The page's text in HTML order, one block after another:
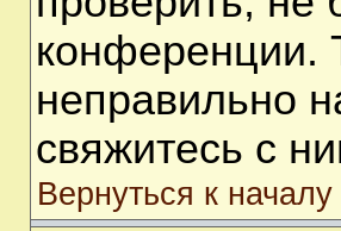
конференции.
неправильно
свяжитесь с
Вернуться к началу